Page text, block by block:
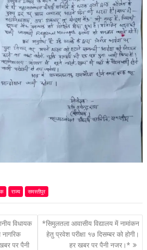
राज्य समस्तीपुर
विधायक
पर पैनी
*सिमुलतला आवासीय विद्यालय में नामांकन
हेतु प्रवेश परीक्षा १७ दिसम्बर को होगी।
हर खबर पर पैनी नजर।*